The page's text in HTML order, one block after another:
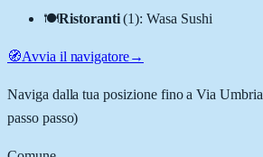
🍽️Ristoranti (1):Wasa Sushi
🧭Avvia il navigatore→
Naviga dalla tua posizione fino aVia Umbria
passo passo)